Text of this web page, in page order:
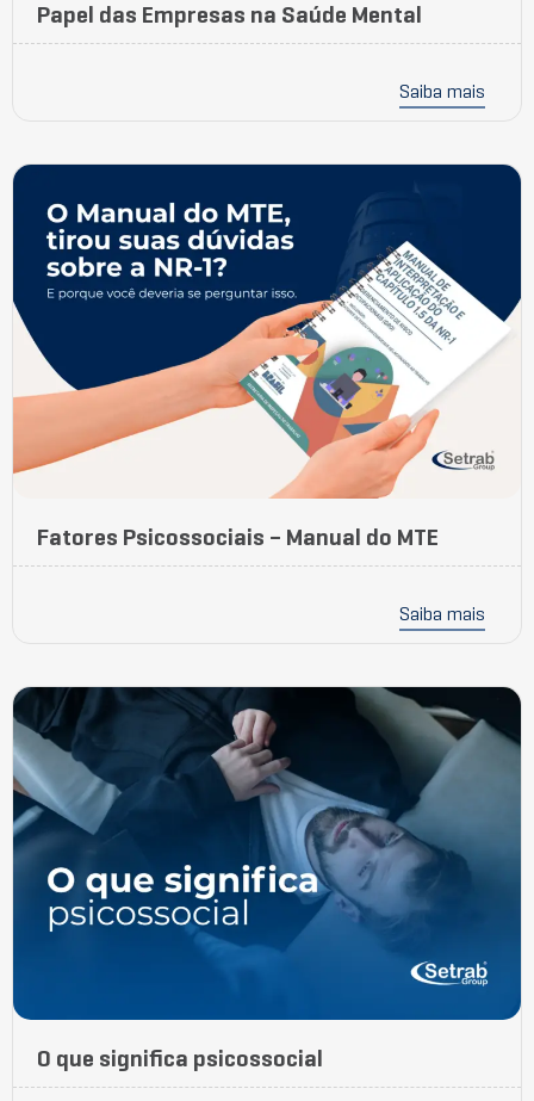
Papel das Empresas na Saúde Mental
Saiba mais
Fatores Psicossociais – Manual do MTE
Saiba mais
O que significa psicossocial